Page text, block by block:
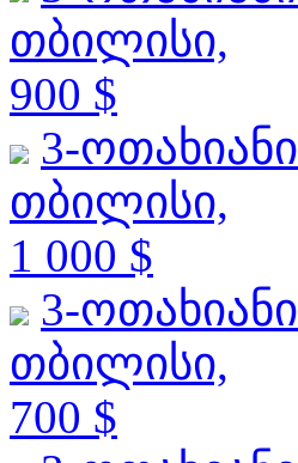
თბილისი,
900 $
3-ოთახიანი
თბილისი,
1 000 $
3-ოთახიანი
თბილისი,
700 $